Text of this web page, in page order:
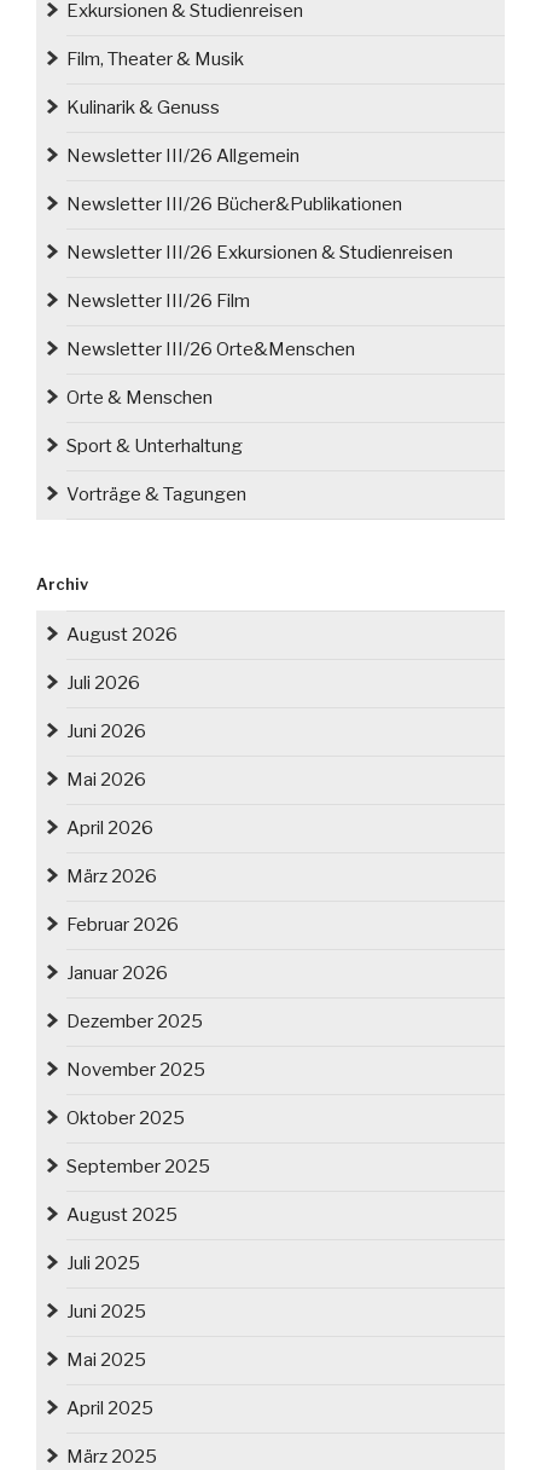
Exkursionen & Studienreisen
Film, Theater & Musik
Kulinarik & Genuss
Newsletter III/26 Allgemein
Newsletter III/26 Bücher&Publikationen
Newsletter III/26 Exkursionen & Studienreisen
Newsletter III/26 Film
Newsletter III/26 Orte&Menschen
Orte & Menschen
Sport & Unterhaltung
Vorträge & Tagungen
Archiv
August 2026
Juli 2026
Juni 2026
Mai 2026
April 2026
März 2026
Februar 2026
Januar 2026
Dezember 2025
November 2025
Oktober 2025
September 2025
August 2025
Juli 2025
Juni 2025
Mai 2025
April 2025
März 2025